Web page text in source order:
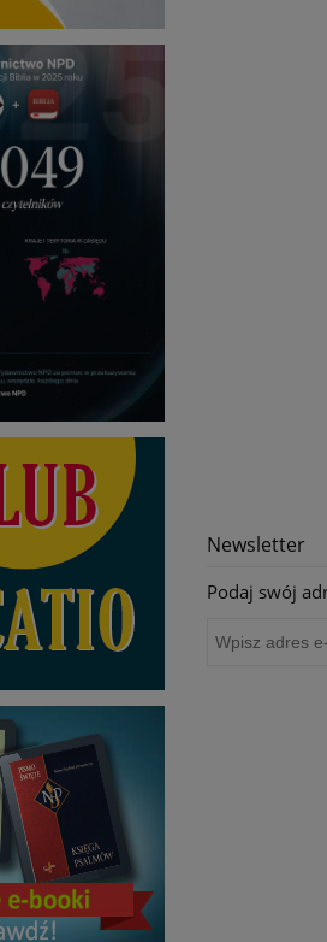
Newsletter
Podaj swój